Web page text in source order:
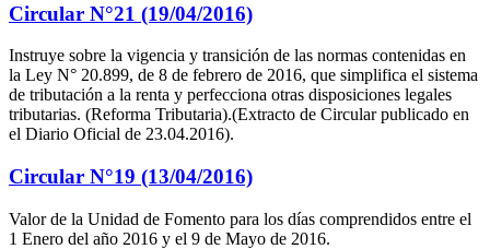
Circular N°21 (19/04/2016)
Instruye sobre la vigencia y transición de las normas contenidas en
la Ley N° 20.899, de 8 de febrero de 2016, que simplifica el sistema
de tributación a la renta y perfecciona otras disposiciones legales
tributarias. (Reforma Tributaria).(Extracto de Circular publicado en
el Diario Oficial de 23.04.2016).
Circular N°19 (13/04/2016)
Valor de la Unidad de Fomento para los días comprendidos entre el
1 Enero del año 2016 y el 9 de Mayo de 2016.